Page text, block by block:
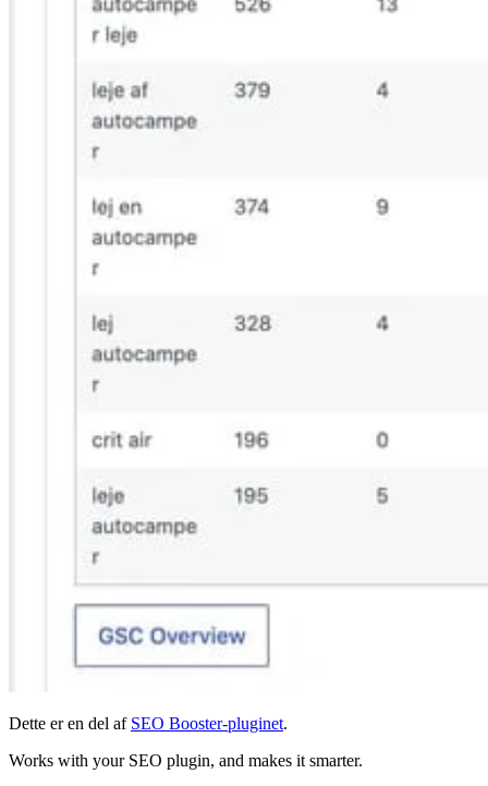
Dette er en del af SEO Booster-pluginet.
Works with your SEO plugin, and makes it smarter.